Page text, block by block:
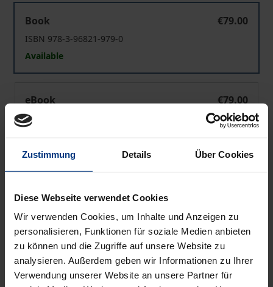
Zustimmung Details Über Cookies
Diese Webseite verwendet Cookies
Wir verwenden Cookies, um Inhalte und Anzeigen zu
personalisieren, Funktionen für soziale Medien anbieten
zu können und die Zugriffe auf unsere Website zu
analysieren. Außerdem geben wir Informationen zu Ihrer
Verwendung unserer Website an unsere Partner für
Book
€79.00
ISBN 978-3-96821-979-0
Available
eBook
€79.00
ISBN 978-3-96821-980-6
Available
Add to Cart
Add to Wish List
Delivery cost notice